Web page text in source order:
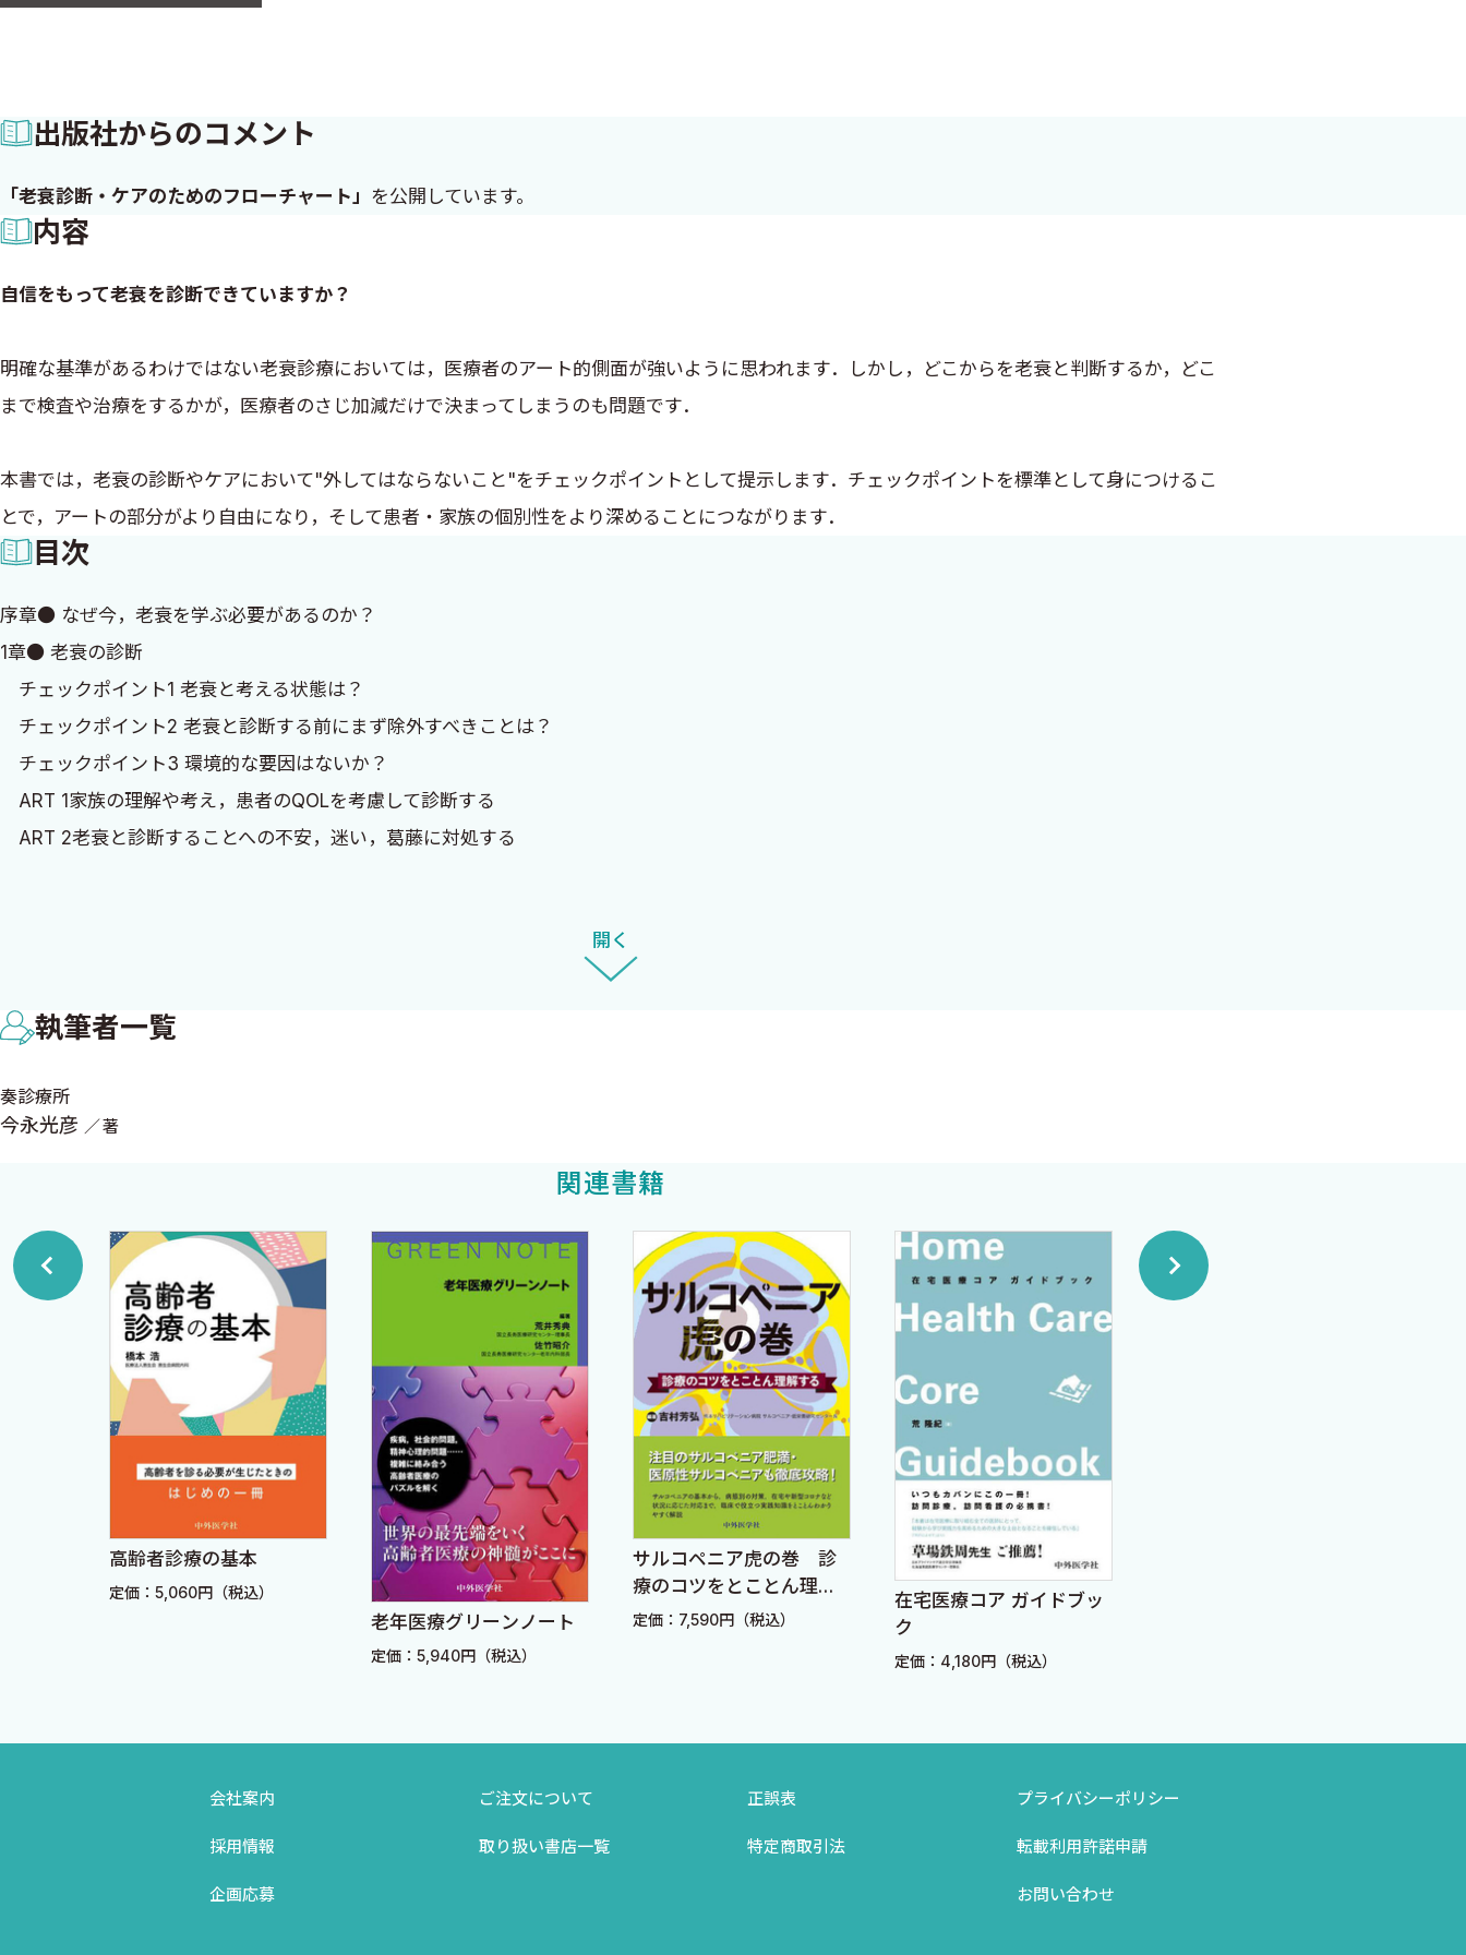
出版社からのコメント
「老衰診断・ケアのためのフローチャート」 を公開しています。
内容
自信をもって老衰を診断できていますか？
明確な基準があるわけではない老衰診療においては，医療者のアート的側面が強いように思われます．しかし，どこからを老衰と判断するか，どこ
まで検査や治療をするかが，医療者のさじ加減だけで決まってしまうのも問題です．
本書では，老衰の診断やケアにおいて"外してはならないこと"をチェックポイントとして提示します．チェックポイントを標準として身につけるこ
とで，アートの部分がより自由になり，そして患者・家族の個別性をより深めることにつながります．
目次
序章● なぜ今，老衰を学ぶ必要があるのか？
1章● 老衰の診断
チェックポイント1 老衰と考える状態は？
チェックポイント2 老衰と診断する前にまず除外すべきことは？
チェックポイント3 環境的な要因はないか？
ART 1家族の理解や考え，患者のQOLを考慮して診断する
ART 2老衰と診断することへの不安，迷い，葛藤に対処する
チェックポイント4 一般の人々は老衰で亡くなるということに対してどのように感じているか？
チェックポイント5 家族が老衰を受け入れられないときにどうするか？
チェックポイント6 患者本人に意思決定能力がないときにどのように意思決定を行うか？
3章● どこまで治療を行うか？
チェックポイント7 食べられなくなったときに経管栄養を行うか？
チェックポイント9 肺炎を起こしたときにどう対処するか？
ART4 脳卒中を起こしたときにどう対処するか？
4章● 老衰の看取り
チェックポイント10 老衰のエンドオブライフ期の症状とは？
チェックポイント11 経口摂取量低下に対してどのように対処していくか？
チェックポイント12 死亡診断を行う際にどのようなところに気をつけるか？
チェックポイント13 死亡診断書にどう書くか？
ART 5肺炎や認知症の合併，痰による窒息があったときに死亡診断書にどう書くか？
開く
執筆者一覧
奏診療所
今永光彦 著
関連書籍
高齢者診療の基本
定価：5,060円（税込）
老年医療グリーンノート
定価：5,940円（税込）
サルコペニア虎の巻 診
療のコツをとことん理解
する
定価：7,590円（税込）
在宅医療コア ガイドブッ
ク
定価：4,180円（税込）
会社案内
採用情報
企画応募
ご注文について
取り扱い書店一覧
正誤表
特定商取引法
プライバシーポリシー
転載利用許諾申請
お問い合わせ